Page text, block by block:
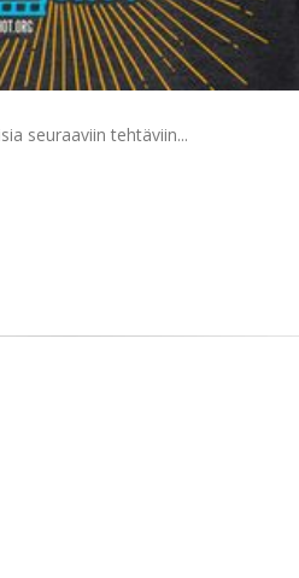
seuraaviin tehtäviin...